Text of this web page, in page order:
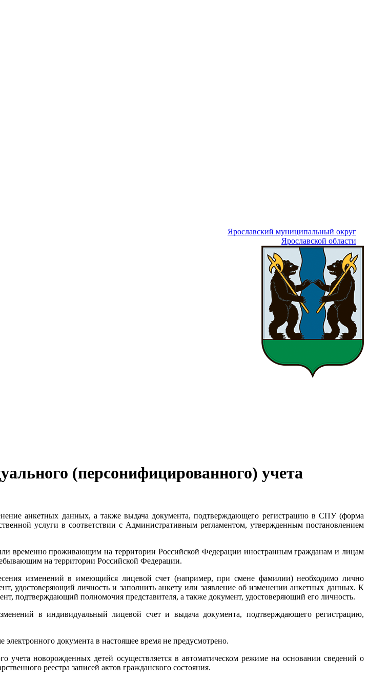
Ярославский муниципальный округ
Ярославской области
(персонифицированного) учета
анкетных данных, а также выдача документа, подтверждающего регистрацию в СПУ (форма
услуги в соответствии с Административным регламентом, утвержденным постановлением
временно проживающим на территории Российской Федерации иностранным гражданам и лицам
на территории Российской Федерации.
изменений в имеющийся лицевой счет (например, при смене фамилии) необходимо лично
удостоверяющий личность и заполнить анкету или заявление об изменении анкетных данных. К
подтверждающий полномочия представителя, а также документ, удостоверяющий его личность.
в индивидуальный лицевой счет и выдача документа, подтверждающего регистрацию,
документа в настоящее время не предусмотрено.
учета новорожденных детей осуществляется в автоматическом режиме на основании сведений о
реестра записей актов гражданского состояния.